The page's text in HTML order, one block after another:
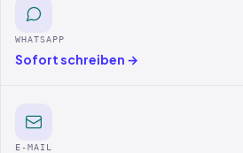
WHATSAPP
Sofort schreiben →
E-MAIL